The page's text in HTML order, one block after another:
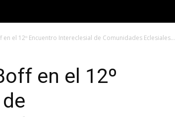
el 12º Encuentro Intereclesial de Comunidades Eclesiales...
en el 12º